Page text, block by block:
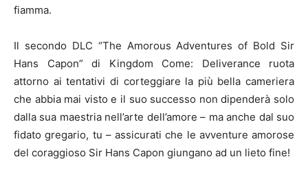
fiamma.
Il secondo DLC “The Amorous Adventures of Bold Sir
Hans Capon” di Kingdom Come: Deliverance ruota
attorno ai tentativi di corteggiare la più bella cameriera
che abbia mai visto e il suo successo non dipenderà solo
dalla sua maestria nell’arte dell’amore – ma anche dal suo
fidato gregario, tu – assicurati che le avventure amorose
del coraggioso Sir Hans Capon giungano ad un lieto fine!